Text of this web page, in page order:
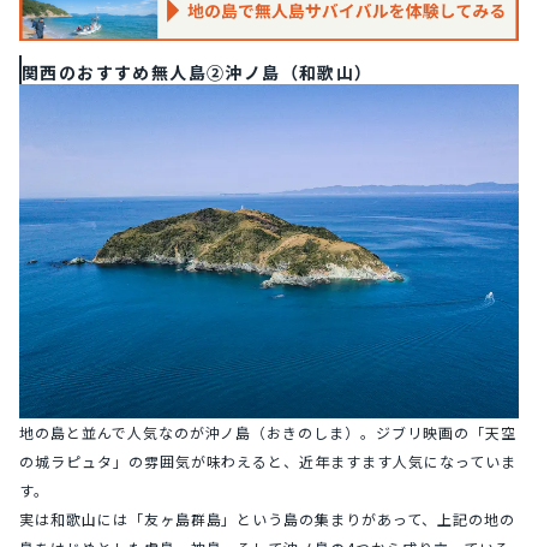
関西のおすすめ無人島②沖ノ島（和歌山）
地の島と並んで人気なのが沖ノ島（おきのしま）。ジブリ映画の「天空
の城ラピュタ」の雰囲気が味わえると、近年ますます人気になっていま
す。
実は和歌山には「友ヶ島群島」という島の集まりがあって、上記の地の